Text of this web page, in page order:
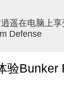
smartly,
the right
now!
遥在电脑上
Defense
验Bunker